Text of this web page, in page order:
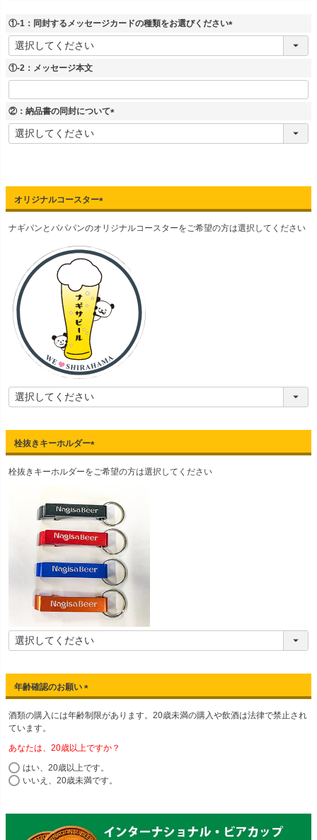
①-1：同封するメッセージカードの種類をお選びください
(
①-2：メッセージ本文
②：納品書の同封について
(
オリジナルコースター
(
必
)
ナギパンとパパパンのオリジナルコースターをご希望の方は選択してください
栓抜きキーホルダー
(
必
栓抜きキーホルダーをご希望の方は選択してください
年齢確認のお願い
(
必
酒類の購入には年齢制限があります。20歳未満の購入や飲酒は法律で禁止され
ています。
あなたは、20歳以上ですか？
はい、20歳以上です。
いいえ、20歳未満です。